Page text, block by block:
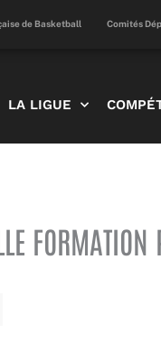
de Basketball Comités
LA LIGUE